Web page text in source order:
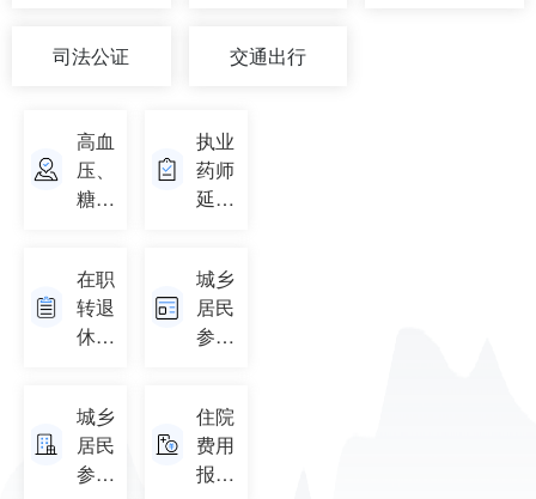
司法公证 交通出行
高血
压、
糖尿
肿瘤
门诊
放化
毒...
执业
药师
延续
在职
转退
休
城乡
居民
参保
登记
[城乡
居民
城乡
居民
参保
住院
费用
报销